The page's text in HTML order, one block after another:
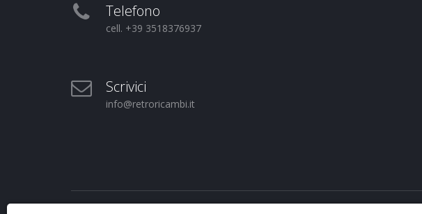
Telefono
cell. +39 3518376937
Scrivici
info@retroricambi.it